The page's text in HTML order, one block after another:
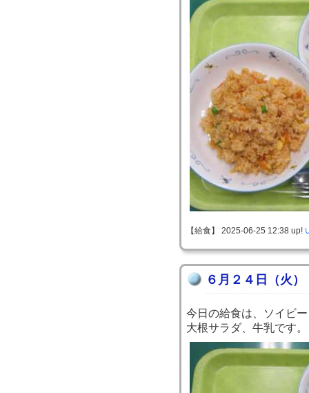
【給食】 2025-06-25 12:38 up!
６月２４日（火）
今日の給食は、ソイビ
大根サラダ、牛乳です。